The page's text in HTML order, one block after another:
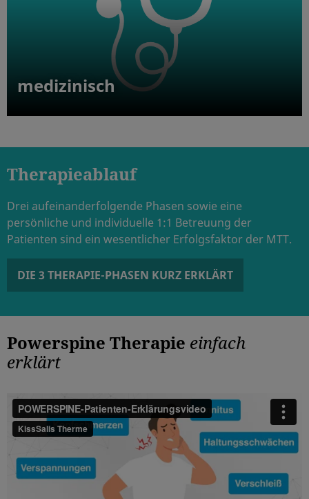
medizinisch
Therapieablauf
Drei aufeinanderfolgende Phasen sowie eine
persönliche und individuelle 1:1 Betreuung der
Patienten sind ein wesentlicher Erfolgsfaktor der MTT.
DIE 3 THERAPIE-PHASEN KURZ ERKLÄRT
Powerspine Therapie einfach
erklärt